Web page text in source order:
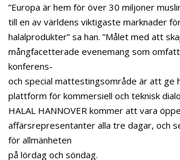
”Europa är hem för över 30 miljoner
till en av världens viktigaste marknader
halalprodukter” sa han. ”Målet med att
mångfacetterade evenemang som
konferens-
och special mattestingsområde är att ge
plattform för kommersiell och teknisk
HALAL HANNOVER kommer att vara
affärsrepresentanter alla tre dagar, och
för allmänheten
på lördag och söndag.